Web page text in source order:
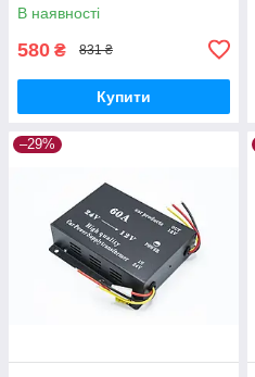
В наявності
580 ₴ 831 ₴
Купити
–29%